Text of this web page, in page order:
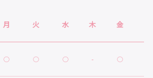
月 火 水 木 金
○ ○ ○ - ○